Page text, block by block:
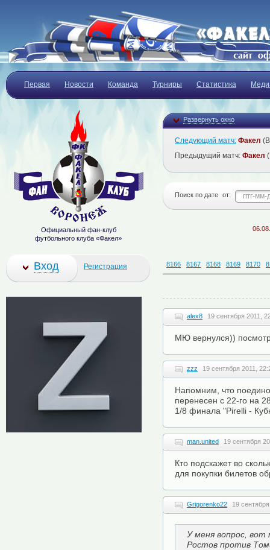
Первая Новости Команда Турниры Статистика
Развернуть окно
Следующий матч: Факел
Предыдущий матч: Факел
Поиск по дате от:
06.08.2026
8166 8167 8168 8169 8170
alex8 19 сентября 2011,
МЮ вернулся))
zzz 19 сентября 2011,
Напомним, что
перенесен с 22-го на
1/8 финала "Pirelli -
man.united 19 сентября
Кто подскажет во
для покупки билетов
Grigorenko22 19
У меня вопрос, вот
Ростов против
Официальный фан-клуб
футбольного клуба «Факел»
Вход Регистрация